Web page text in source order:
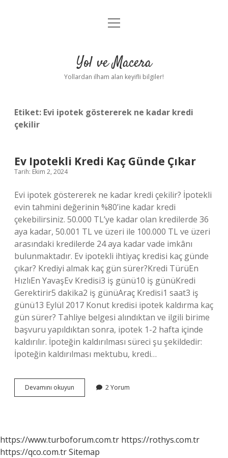
Anasayfa
Yasal Uyarı
menüyü
Yol ve Macera
Yollardan ilham alan keyifli bilgiler!
Etiket: Evi ipotek göstererek ne kadar kredi
çekilir
Ev Ipotekli Kredi Kaç Günde Çıkar
Tarih: Ekim 2, 2024
Evi ipotek göstererek ne kadar kredi çekilir? İpotekli
evin tahmini değerinin %80’ine kadar kredi
çekebilirsiniz. 50.000 TL’ye kadar olan kredilerde 36
aya kadar, 50.001 TL ve üzeri ile 100.000 TL ve üzeri
arasındaki kredilerde 24 aya kadar vade imkânı
bulunmaktadır. Ev ipotekli ihtiyaç kredisi kaç günde
çıkar? Krediyi almak kaç gün sürer?Kredi TürüEn
HızlıEn YavaşEv Kredisi3 iş günü10 iş günüKredi
Gerektirir5 dakika2 iş günüAraç Kredisi1 saat3 iş
günü13 Eylül 2017 Konut kredisi ipotek kaldırma kaç
gün sürer? Tahliye belgesi alındıktan ve ilgili birime
başvuru yapıldıktan sonra, ipotek 1-2 hafta içinde
kaldırılır. İpoteğin kaldırılması süreci şu şekildedir:
İpoteğin kaldırılması mektubu, kredi…
Devamını okuyun
Ipotekli
2 Yorum
https://www.turboforum.com.tr https://rothys.com.tr
https://qco.com.trSitemap